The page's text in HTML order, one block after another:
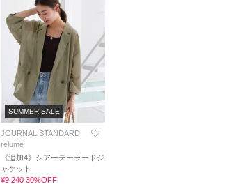
SUMMER SALE
JOURNAL STANDARD
relume
《追加4》シアーテーラードジ
ャケット
¥9,240 30%OFF